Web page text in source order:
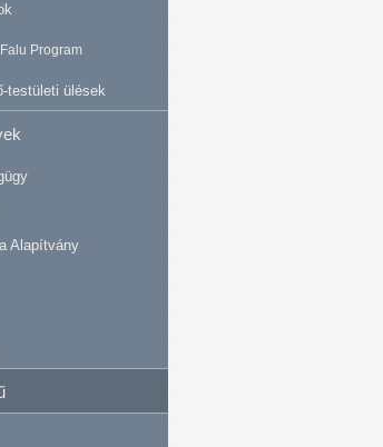
Program
testületi ülések
Alapítvány